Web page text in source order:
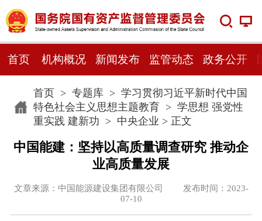
首页 机构概况 新闻发布 监管动态 政务公开
首页> 专题库> 学习贯彻习近平新时代中国
特色社会主义思想主题教育> 学思想 强党性
重实践 建新功 > 中央企业 > 正文
中国能建：坚持以高质量调查研究 推动企
业高质量发展
文章来源：中国能源建设集团有限公司 发布时间：2023-
07-10